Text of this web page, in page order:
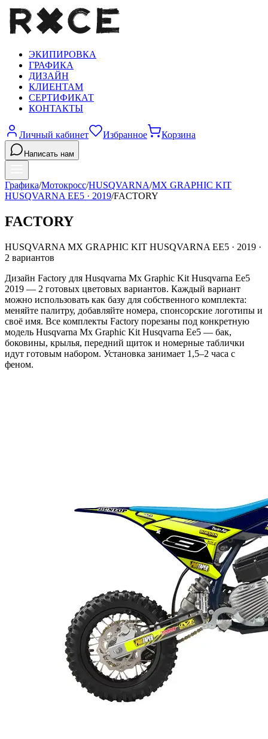
ЭКИПИРОВКА
ГРАФИКА
ДИЗАЙН
КЛИЕНТАМ
СЕРТИФИКАТ
КОНТАКТЫ
Личный кабинет Избранное Корзина
Написать нам
Графика/Мотокросс/HUSQVARNA/MX GRAPHIC KIT
HUSQVARNA EE5 · 2019/FACTORY
FACTORY
HUSQVARNA MX GRAPHIC KIT HUSQVARNA EE5 · 2019 ·
2 вариантов
Дизайн Factory для Husqvarna Mx Graphic Kit Husqvarna Ee5
2019 — 2 готовых цветовых вариантов. Каждый вариант
можно использовать как базу для собственного комплекта:
меняйте палитру, добавляйте номера, спонсорские логотипы и
своё имя. Все комплекты Factory порезаны под конкретную
модель Husqvarna Mx Graphic Kit Husqvarna Ee5 — бак,
боковины, крылья, передний щиток и номерные таблички
идут готовым набором. Установка занимает 1,5–2 часа с
феном.